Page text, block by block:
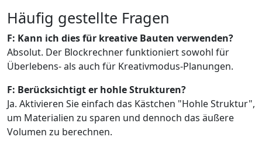
Häufig gestellte Fragen
F: Kann ich dies für kreative Bauten verwenden?
Absolut. Der Blockrechner funktioniert sowohl für
Überlebens- als auch für Kreativmodus-Planungen.
F: Berücksichtigt er hohle Strukturen?
Ja. Aktivieren Sie einfach das Kästchen "Hohle Struktur",
um Materialien zu sparen und dennoch das äußere
Volumen zu berechnen.